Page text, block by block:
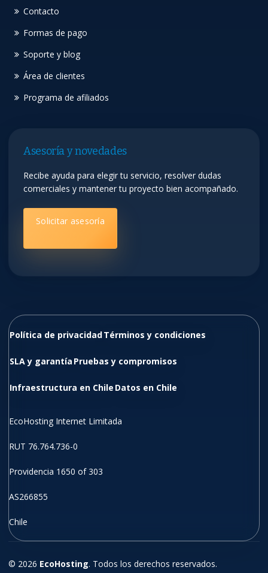
Contacto
Formas de pago
Soporte y blog
Área de clientes
Programa de afiliados
Asesoría y novedades
Recibe ayuda para elegir tu servicio, resolver dudas
comerciales y mantener tu proyecto bien acompañado.
Solicitar asesoría
Política de privacidadTérminos y condiciones
SLA y garantía Pruebas y compromisos
Infraestructura en Chile Datos en Chile
EcoHosting Internet Limitada
RUT 76.764.736-0
Providencia 1650 of 303
AS266855
Chile
© 2026 EcoHosting. Todos los derechos reservados.